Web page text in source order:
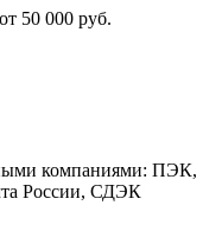
50 000 руб.
компаниями: ПЭК,
России, СДЭК